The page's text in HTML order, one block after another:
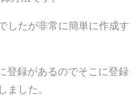
したが非常に簡単に作成す
登録があるのでそこに登録
した。